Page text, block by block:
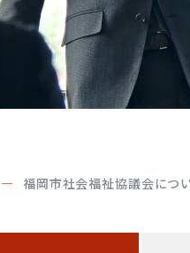
福岡市社会福祉協議会につ